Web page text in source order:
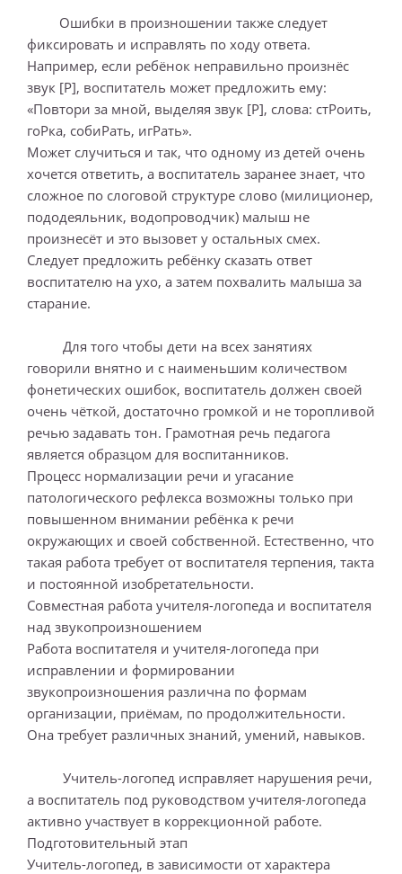
Ошибки в произношении также следует
фиксировать и исправлять по ходу ответа.
Например, если ребёнок неправильно произнёс
звук [Р], воспитатель может предложить ему:
«Повтори за мной, выделяя звук [Р], слова: стРоить,
гоРка, собиРать, игРать».
Может случиться и так, что одному из детей очень
хочется ответить, а воспитатель заранее знает, что
сложное по слоговой структуре слово (милиционер,
пододеяльник, водопроводчик) малыш не
произнесёт и это вызовет у остальных смех.
Следует предложить ребёнку сказать ответ
воспитателю на ухо, а затем похвалить малыша за
старание.
Для того чтобы дети на всех занятиях
говорили внятно и с наименьшим количеством
фонетических ошибок, воспитатель должен своей
очень чёткой, достаточно громкой и не торопливой
речью задавать тон. Грамотная речь педагога
является образцом для воспитанников.
Процесс нормализации речи и угасание
патологического рефлекса возможны только при
повышенном внимании ребёнка к речи
окружающих и своей собственной. Естественно, что
такая работа требует от воспитателя терпения, такта
и постоянной изобретательности.
Совместная работа учителя-логопеда и воспитателя
над звукопроизношением
Работа воспитателя и учителя-логопеда при
исправлении и формировании
звукопроизношения различна по формам
организации, приёмам, по продолжительности.
Она требует различных знаний, умений, навыков.
Учитель-логопед исправляет нарушения речи,
а воспитатель под руководством учителя-логопеда
активно участвует в коррекционной работе.
Подготовительный этап
Учитель-логопед, в зависимости от характера